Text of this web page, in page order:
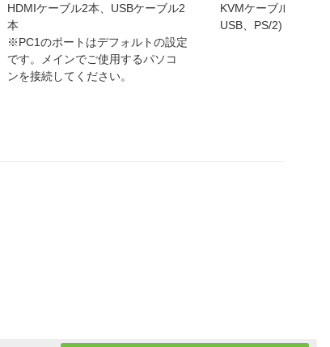
HDMIケーブル2本、USBケーブル2
本
※PC1のポートはデフォルトの設定
です。メインでご使用するパソコ
ンを接続してください。
KVMケーブル(SPHD
USB、PS/2) 約1.0m